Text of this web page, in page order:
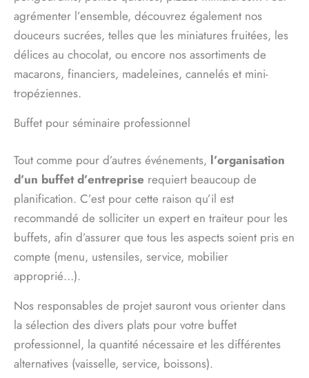
agrémenter l’ensemble, découvrez également nos
douceurs sucrées, telles que les miniatures fruitées, les
délices au chocolat, ou encore nos assortiments de
macarons, financiers, madeleines, cannelés et mini-
tropéziennes.
Buffet pour séminaire professionnel
Tout comme pour d’autres événements, l’organisation
d’un buffet d’entreprise requiert beaucoup de
planification. C’est pour cette raison qu’il est
recommandé de solliciter un expert en traiteur pour les
buffets, afin d’assurer que tous les aspects soient pris en
compte (menu, ustensiles, service, mobilier
approprié…).
Nos responsables de projet sauront vous orienter dans
la sélection des divers plats pour votre buffet
professionnel, la quantité nécessaire et les différentes
alternatives (vaisselle, service, boissons).